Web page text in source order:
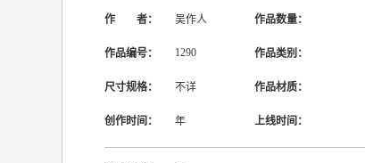
作 者： 吴作人 作品数量：
作品编号： 1290 作品类别：
尺寸规格： 不详 作品材质：
创作时间： 年 上线时间：